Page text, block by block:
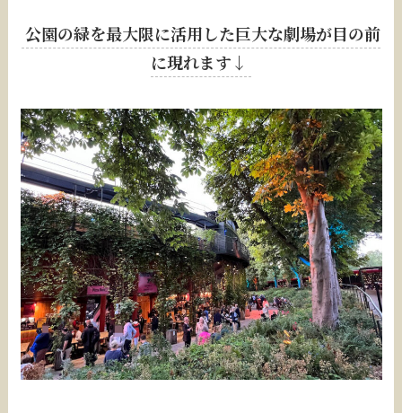
公園の緑を最大限に活用した巨大な劇場が目の前
に現れます↓